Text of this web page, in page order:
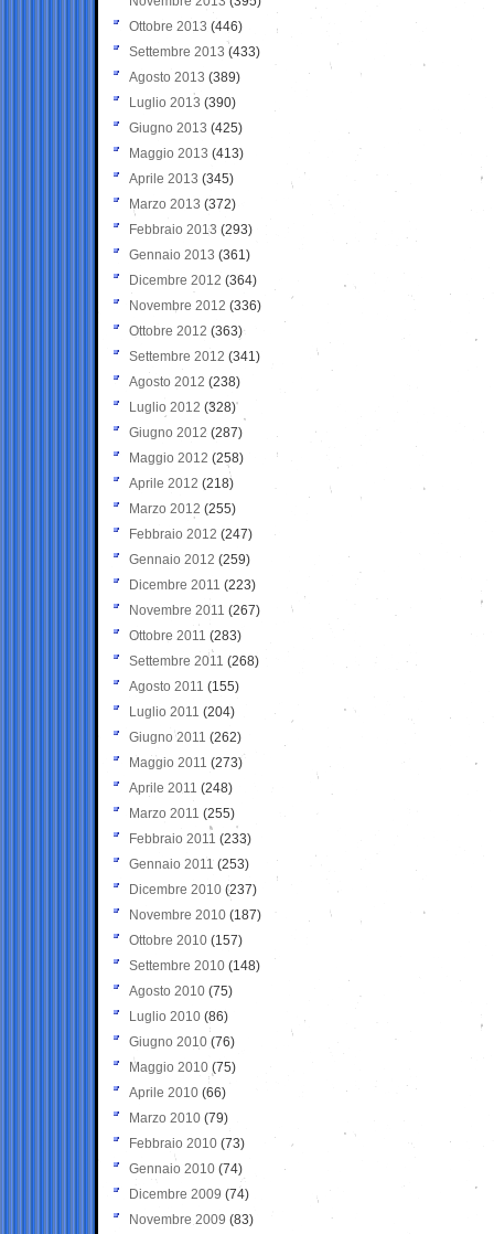
Ottobre 2013 (446)
Settembre 2013 (433)
Agosto 2013 (389)
Luglio 2013 (390)
Giugno 2013 (425)
Maggio 2013 (413)
Aprile 2013 (345)
Marzo 2013 (372)
Febbraio 2013 (293)
Gennaio 2013 (361)
Dicembre 2012 (364)
Novembre 2012 (336)
Ottobre 2012 (363)
Settembre 2012 (341)
Agosto 2012 (238)
Luglio 2012 (328)
Giugno 2012 (287)
Maggio 2012 (258)
Aprile 2012 (218)
Marzo 2012 (255)
Febbraio 2012 (247)
Gennaio 2012 (259)
Dicembre 2011 (223)
Novembre 2011 (267)
Ottobre 2011 (283)
Settembre 2011 (268)
Agosto 2011 (155)
Luglio 2011 (204)
Giugno 2011 (262)
Maggio 2011 (273)
Aprile 2011 (248)
Marzo 2011 (255)
Febbraio 2011 (233)
Gennaio 2011 (253)
Dicembre 2010 (237)
Novembre 2010 (187)
Ottobre 2010 (157)
Settembre 2010 (148)
Agosto 2010 (75)
Luglio 2010 (86)
Giugno 2010 (76)
Maggio 2010 (75)
Aprile 2010 (66)
Marzo 2010 (79)
Febbraio 2010 (73)
Gennaio 2010 (74)
Dicembre 2009 (74)
Novembre 2009 (83)